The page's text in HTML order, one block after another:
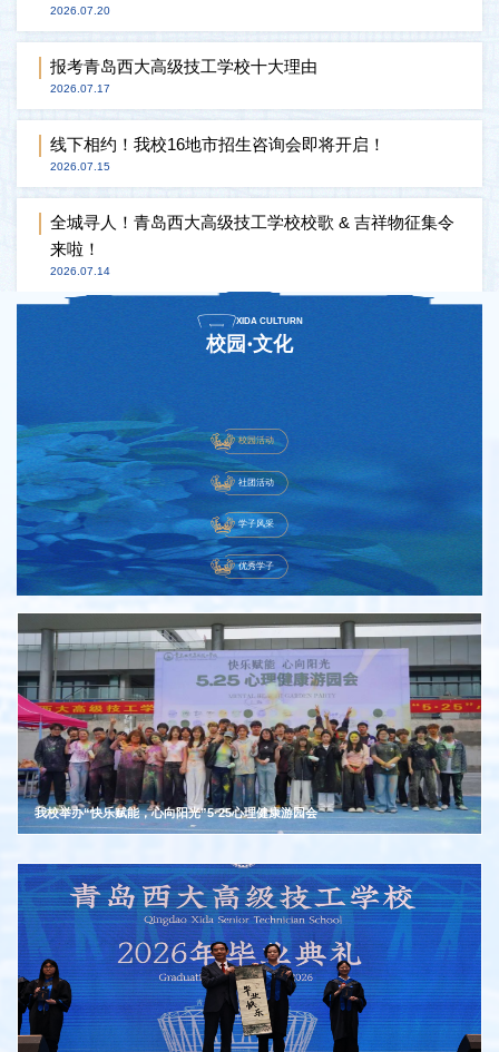
2026.07.20
报考青岛西大高级技工学校十大理由
2026.07.17
线下相约！我校16地市招生咨询会即将开启！
2026.07.15
全城寻人！青岛西大高级技工学校校歌 & 吉祥物征集令
来啦！
2026.07.14
XIDA CULTURN
校园·文化
校园活动
社团活动
学子风采
优秀学子
我校举办“快乐赋能，心向阳光”5·25心理健康游园会